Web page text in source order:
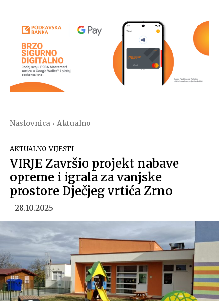
Naslovnica Aktualno
AKTUALNO VIJESTI
VIRJE Završio projekt nabave
opreme i igrala za vanjske
prostore Dječjeg vrtića Zrno
28.10.2025